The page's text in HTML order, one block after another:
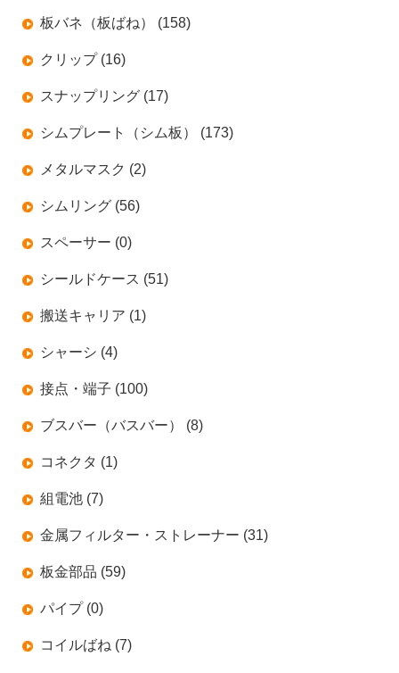
板バネ（板ばね） (158)
クリップ (16)
スナップリング (17)
シムプレート（シム板） (173)
メタルマスク (2)
シムリング (56)
スペーサー (0)
シールドケース (51)
搬送キャリア (1)
シャーシ (4)
接点・端子 (100)
ブスバー（バスバー） (8)
コネクタ (1)
組電池 (7)
金属フィルター・ストレーナー (31)
板金部品 (59)
パイプ (0)
コイルばね (7)